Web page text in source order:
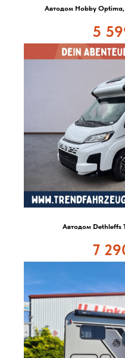
Автодом Hobby
5
Автодом Dethleffs
7